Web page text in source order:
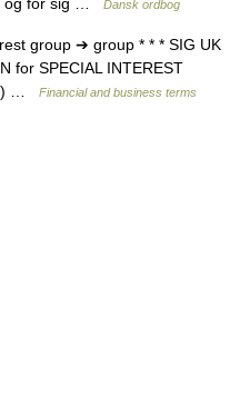
Dansk ordbog
group ➔ group * * * SIG UK
for SPECIAL INTEREST
…
Financial and business terms